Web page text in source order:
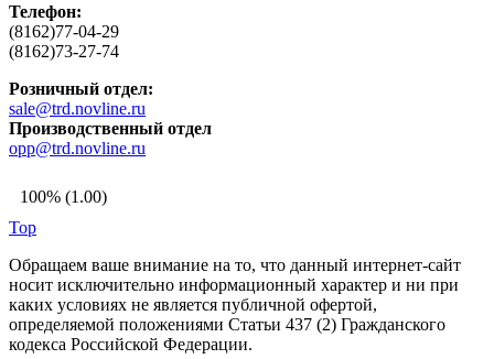
Телефон:
(8162)77-04-29
(8162)73-27-74
Розничный отдел:
sale@trd.novline.ru
Производственный отдел
opp@trd.novline.ru
100% (1.00)
Top
Обращаем ваше внимание на то, что данный интернет-сайт
носит исключительно информационный характер и ни при
каких условиях не является публичной офертой,
определяемой положениями Статьи 437 (2) Гражданского
кодекса Российской Федерации.